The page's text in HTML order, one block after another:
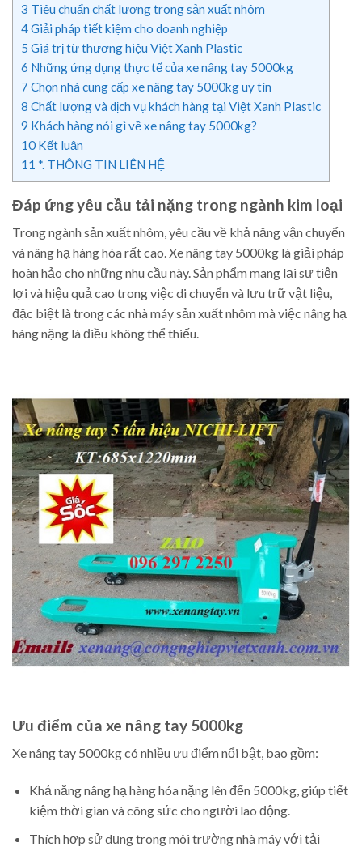
3 Tiêu chuẩn chất lượng trong sản xuất nhôm
4Giải pháp tiết kiệm cho doanh nghiệp
5 Giá trị từ thương hiệu Việt Xanh Plastic
6 Những ứng dụng thực tế của xe nâng tay 5000kg
7 Chọn nhà cung cấp xe nâng tay 5000kg uy tín
8 Chất lượng và dịch vụ khách hàng tại Việt Xanh Plastic
9 Khách hàng nói gì về xe nâng tay 5000kg?
10 Kết luận
11 *. THÔNG TIN LIÊN HỆ
Đáp ứng yêu cầu tải nặng trong ngành kim loại
Trong ngành sản xuất nhôm, yêu cầu về khả năng vận chuyển
và nâng hạ hàng hóa rất cao. Xe nâng tay 5000kg là giải pháp
hoàn hảo cho những nhu cầu này. Sản phẩm mang lại sự tiện
lợi và hiệu quả cao trong việc di chuyển và lưu trữ vật liệu,
đặc biệt là trong các nhà máy sản xuất nhôm mà việc nâng hạ
hàng nặng là điều không thể thiếu.
Ưu điểm của xe nâng tay 5000kg
Xe nâng tay 5000kg có nhiều ưu điểm nổi bật, bao gồm:
Khả năng nâng hạ hàng hóa nặng lên đến 5000kg, giúp tiết
kiệm thời gian và công sức cho người lao động.
Thích hợp sử dụng trong môi trường nhà máy với tải